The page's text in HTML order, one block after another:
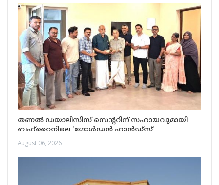
തണൽ ഡയാലിസിസ് സെന്ററിന് സഹായവുമായി
ബഹ്‌റൈനിലെ 'ഗോൾഡൻ ഹാൻഡ്‌സ്'
August 06, 2026